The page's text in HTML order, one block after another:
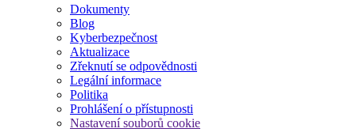
Dokumenty
Blog
Kyberbezpečnost
Aktualizace
Zřeknutí se odpovědnosti
Legální informace
Politika
Prohlášení o přístupnosti
Nastavení souborů cookie